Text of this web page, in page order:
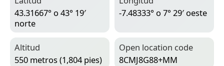
43.31667° o 43° 19′
norte
-7.48333° o 7° 29′ oeste
Altitud
550 metros (1,804 pies)
Open location code
8CMJ8G88+MM